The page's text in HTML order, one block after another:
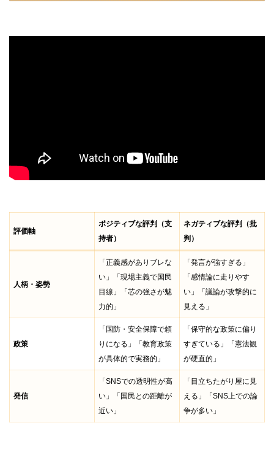
評価軸
ポジティブな評判（支
持者）
ネガティブな評判（批
判）
人柄・姿勢
「正義感がありブレな
い」「現場主義で国民
目線」「芯の強さが魅
力的」
「発言が強すぎる」
「感情論に走りやす
い」「議論が攻撃的に
見える」
政策
「国防・安全保障で頼
りになる」「教育政策
が具体的で実務的」
「保守的な政策に偏り
すぎている」「憲法観
が硬直的」
発信
「SNSでの透明性が高
い」「国民との距離が
近い」
「目立ちたがり屋に見
える」「SNS上での論
争が多い」